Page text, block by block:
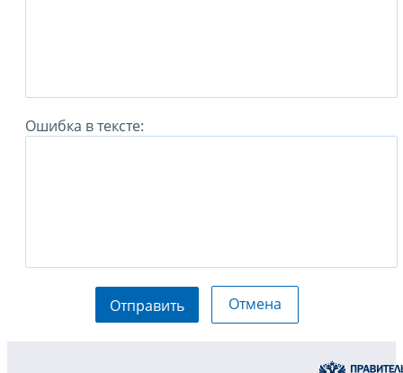
Ошибка в тексте:
Отправить Отмена